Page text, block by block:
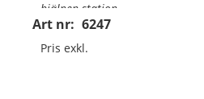
Art nr: 6247
hjälpen-station.
Material: Efterlysande
Pris exkl.